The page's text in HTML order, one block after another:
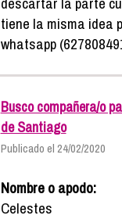
tiene la misma idea
whatsapp
Busco compañera/o
de Santiago
Publicado el 24/02/2020
Nombre o apodo:
Celestes